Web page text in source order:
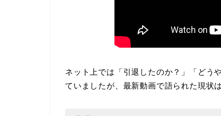
ネット上では「引退したのか？」「どう
ていましたが、最新動画で語られた現状